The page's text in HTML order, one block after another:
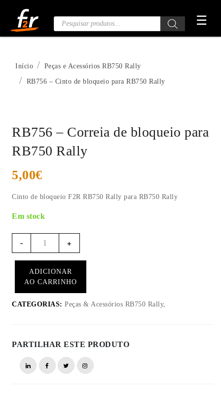
Pesquisa
Produtos
☰
Início Peças e Acessórios RB750 Rally
RB756 – Cinto de bloqueio para RB750 Rally
RB756 – Correia de bloqueio para
RB750 Rally
5,00€
Cinto de bloqueio F2R RB750 Rally para RB750 Rally
Em stock
-
Quantidade
RB756
Cinto
Rally
+
ADICIONAR
AO CARRINHO
CATEGORIAS: Peças & Acessórios RB750 Rally,
PARTILHAR ESTE PRODUTO